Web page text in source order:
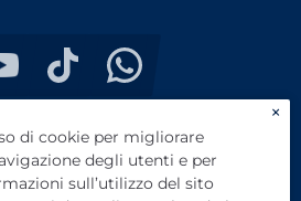
×
di cookie per migliorare
degli utenti e per
sull’utilizzo del sito